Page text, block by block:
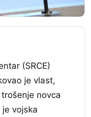
(SRCE)
je vlast,
novca
vojska